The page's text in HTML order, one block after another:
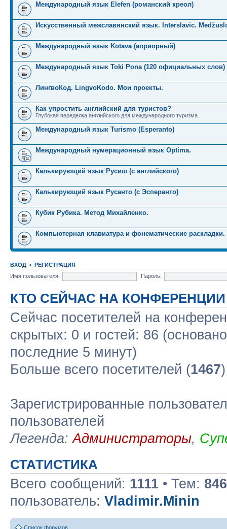
Международный язык Elefen (романский креол)
Искусственный межславянский язык. Interslavic.
Международный язык Kotava (априорный)
Международный язык Toki Pona (120 официальных слов)
ЛингвоКод. LingvoKodo. Мои проекты.
Как упростить английский для туристов?
Глубокая переделка английского для международного туризма.
Международный язык Turismo (Esperanto)
Международный нумерационный язык Optima.
Калькирующий язык Русиш (с английского)
Калькирующий язык Русанто (с Эсперанто)
Кубик Рубика. Метод Михайленко.
Компьютерная клавиатура и фонематические раскладки.
ВХОД • РЕГИСТРАЦИЯ
Имя пользователя:
Пароль:
КТО СЕЙЧАС НА КОНФЕРЕНЦИИ
Сейчас посетителей на
скрытых: 0 и гостей: 86
последние 5 минут)
Больше всего посетителей (1467
Зарегистрированные
пользователей
Легенда:Администраторы,
СТАТИСТИКА
Всего сообщений: 1111 • Тем: 846
пользователь: Vladimir.Minin
Список форумов